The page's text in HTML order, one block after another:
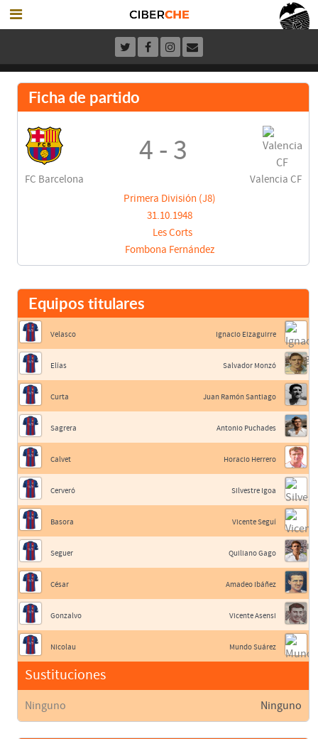
Ficha de partido
FC Barcelona
4 - 3
Valencia CF
Primera División (J8)
31.10.1948
Les Corts
Fombona Fernández
Equipos titulares
Velasco
Elías
Curta
Sagrera
Calvet
Cerveró
Basora
Seguer
César
Gonzalvo
Nicolau
Sustituciones
Ninguno
Ignacio Eizaguirre
Salvador Monzó
Juan Ramón Santiago
Antonio Puchades
Horacio Herrero
Silvestre Igoa
Vicente Seguí
Quiliano Gago
Amadeo Ibáñez
Vicente Asensi
Mundo Suárez
Ninguno